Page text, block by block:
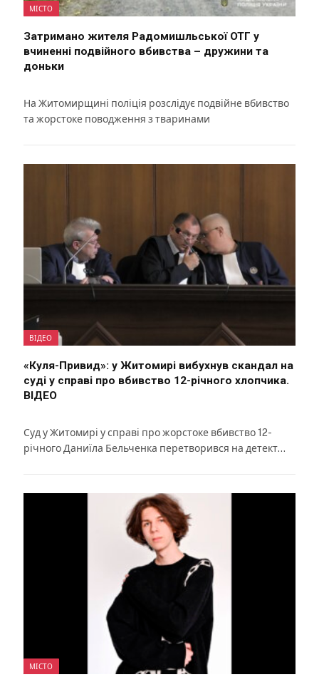
МІСТО
Затримано жителя Радомишльської ОТГ у
вчиненні подвійного вбивства – дружини та
доньки
На Житомирщині поліція розслідує подвійне вбивство
та жорстоке поводження з тваринами
ВІДЕО
«Куля-Привид»: у Житомирі вибухнув скандал на
суді у справі про вбивство 12-річного хлопчика.
ВІДЕО
Суд у Житомирі у справі про жорстоке вбивство 12-
річного Даниїла Бельченка перетворився на детект…
МІСТО